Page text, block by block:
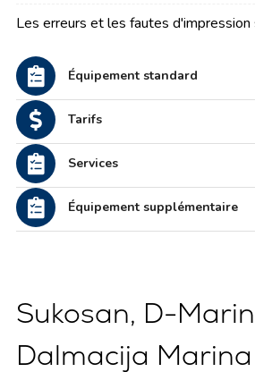
Les erreurs et les fautes
Équipement standard
Tarifs
Services
Équipement supplémentaire
Sukosan, D-Marin
Dalmacija